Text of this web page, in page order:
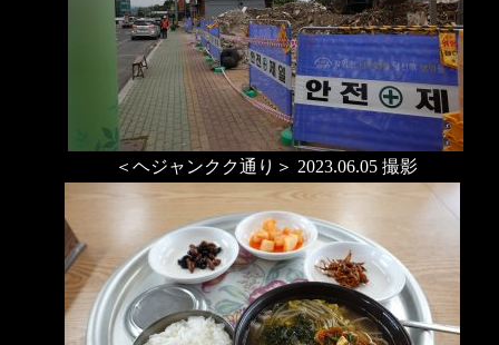
＜ヘジャンクク通り＞ 2023.06.05 撮影